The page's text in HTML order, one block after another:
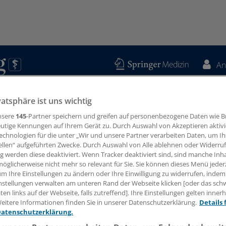
Infektionen AIDS / HIV
auf eine HIV-Infektion hindeuten?
ist uns wichtig
145-Partner speichern und greifen auf personenbezogene Daten wie
Kennungen auf Ihrem Gerät zu. Durch Auswahl von Akzeptieren
für die unter „Wir und unsere Partner verarbeiten Daten, um
aufgeführten Zwecke. Durch Auswahl von Alle ablehnen oder
werden diese deaktiviert. Wenn Tracker deaktiviert sind, sind manche
nicht mehr so relevant für Sie. Sie können dieses Menü
Ihre Einstellungen zu ändern oder Ihre Einwilligung zu widerrufen, indem
verwalten am unteren Rand der Webseite klicken [oder das
links auf der Webseite, falls zutreffend]. Ihre Einstellungen gelten
Informationen finden Sie in unserer Datenschutzerklärung. Details